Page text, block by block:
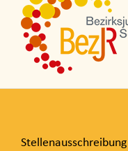
Stellenausschreibung